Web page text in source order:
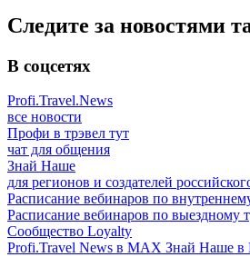
Следите за новостями
В соцсетях
Profi.Travel.News
все новости
Профи в трэвел тут
чат для общения
Знай Наше
для регионов и создателей
Расписание вебинаров по
Расписание вебинаров по выездному
Сообщество Loyalty
Profi.Travel News в MAX Знай Наше в